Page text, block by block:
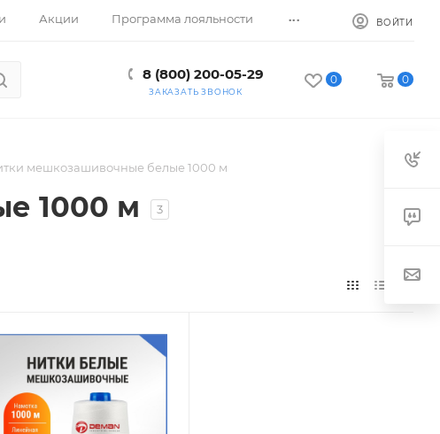
Акции Программа лояльности ... ВОЙТИ
8 (800) 200-05-29
ЗАКАЗАТЬ ЗВОНОК
0 0
мешкозашивочные белые 1000 м
1000 м 3